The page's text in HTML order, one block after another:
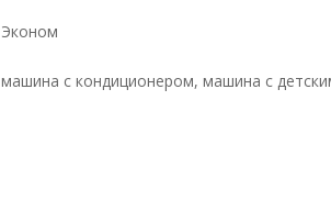
Эконом
машина с кондиционером, машина с